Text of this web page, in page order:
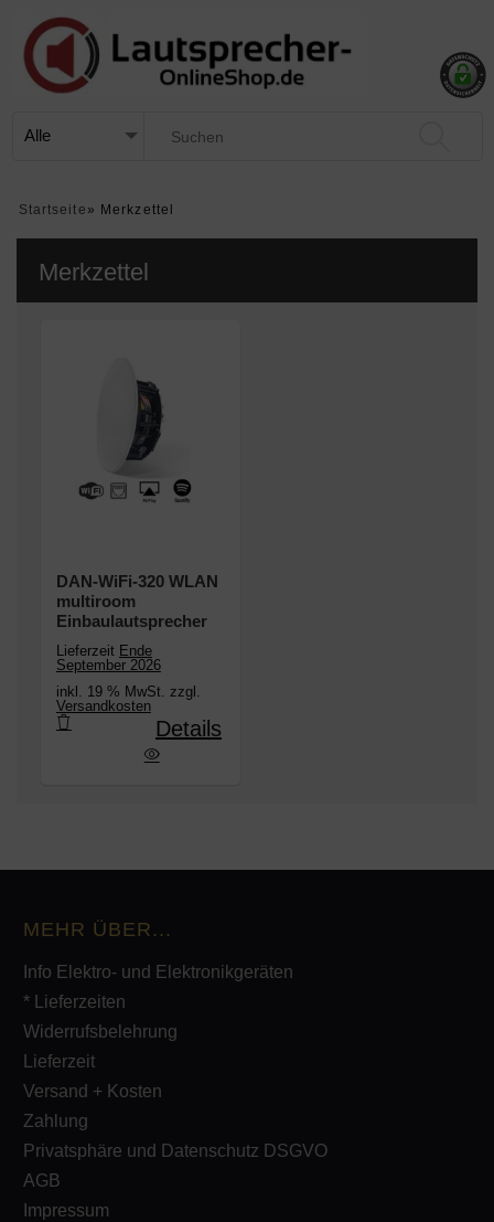
Startseite » Merkzettel
Merkzettel
DAN-WiFi-320 WLAN
multiroom
Einbaulautsprecher
Lieferzeit Ende
September 2026
inkl. 19 % MwSt. zzgl.
Versandkosten
320 WLAN multiroom Einbaulautsprecher
Details
MEHR ÜBER...
Info Elektro- und Elektronikgeräten
* Lieferzeiten
Widerrufsbelehrung
Lieferzeit
Versand + Kosten
Zahlung
Privatsphäre und Datenschutz DSGVO
AGB
Impressum